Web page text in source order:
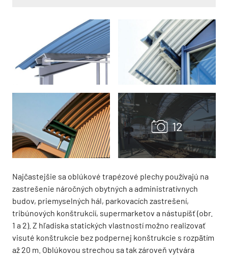
Najčastejšie sa oblúkové trapézové plechy používajú na
zastrešenie náročných obytných a administratívnych
budov, priemyselných hál, parkovacích zastrešení,
tribúnových konštrukcií, supermarketov a nástupíšť (obr.
1 a 2). Z hľadiska statických vlastností možno realizovať
visuté konštrukcie bez podpernej konštrukcie s rozpätím
až 20 m. Oblúkovou strechou sa tak zároveň vytvára